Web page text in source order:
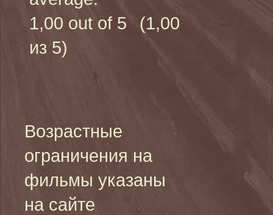
(1,00
из 5)
Возрастные
ограничения на
фильмы указаны
на сайте